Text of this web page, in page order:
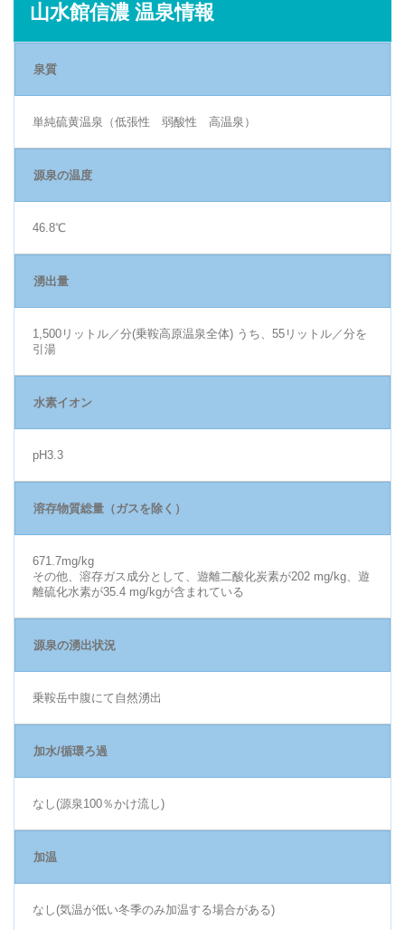
山水館信濃 温泉情報
泉質
単純硫黄温泉（低張性 弱酸性 高温泉）
源泉の温度
46.8℃
湧出量
1,500リットル／分(乗鞍高原温泉全体) うち、55リットル／分を
引湯
水素イオン
pH3.3
溶存物質総量（ガスを除く）
671.7mg/kg
その他、溶存ガス成分として、遊離二酸化炭素が202 mg/kg、遊
離硫化水素が35.4 mg/kgが含まれている
源泉の湧出状況
乗鞍岳中腹にて自然湧出
加水/循環ろ過
なし(源泉100％かけ流し)
加温
なし(気温が低い冬季のみ加温する場合がある)